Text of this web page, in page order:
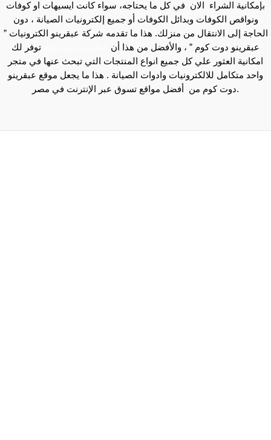
الشراء الان في كل ما يحتاجه، سواء كانت ايسيهات او كوفات
ونواقص الكوفات وبدائل الكوفات أو جميع إلكترونيات الصيانة ، دون
إلى الانتقال من منزلك. هذا ما تقدمه شركة عبقرينو الكترونيات ”
عبقرينو دوت كوم ” ، والأفضل من هذا أن عبقرينو دوت كوم
توفر لك
امكانية العثور علي كل جميع انواع المنتجات التي تبحث عنها في متجر
واحد متكامل للالكترونيات وادوات الصيانة . هذا ما يجعل موقع عبقرينو